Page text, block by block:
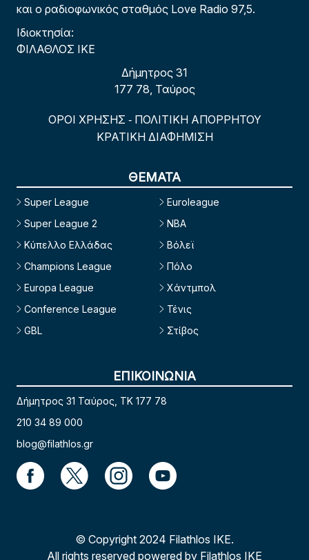
και ο ραδιοφωνικός σταθμός Love Radio 97,5.
Ιδιοκτησία:
ΦΙΛΑΘΛΟΣ ΙΚΕ
Δήμητρος 31
177 78, Ταύρος
ΟΡΟΙ ΧΡΗΣΗΣ - ΠΟΛΙΤΙΚΗ ΑΠΟΡΡΗΤΟΥ
ΚΡΑΤΙΚΗ ΔΙΑΦΗΜΙΣΗ
ΘΕΜΑΤΑ
Super League
Super League 2
Κύπελλο Ελλάδας
Champions League
Europa League
Conference League
GBL
Euroleague
NBA
Βόλεϊ
Πόλο
Χάντμπολ
Τένις
Στίβος
ΕΠΙΚΟΙΝΩΝΙΑ
Δήμητρος 31 Ταύρος, TK 177 78
210 34 89 000
blog@filathlos.gr
© Copyright 2024 Filathlos ΙΚΕ.
All rights reserved powered by Filathlos ΙΚΕ